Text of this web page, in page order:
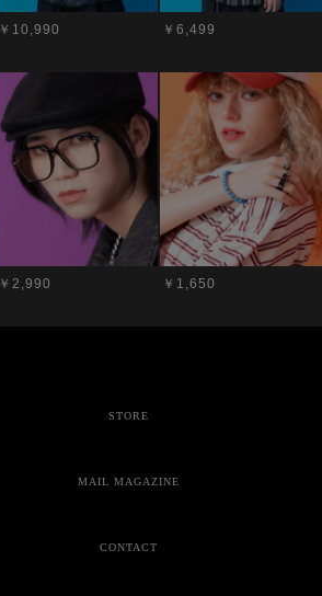
￥10,990 ￥6,499
￥2,990 ￥1,650
STORE
MAIL MAGAZINE
CONTACT